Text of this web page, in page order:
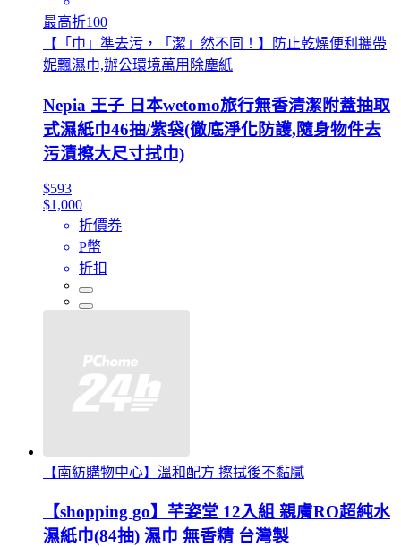
最高折100
【「巾」準去污，「潔」然不同！】防止乾燥便利攜帶
妮飄濕巾,辦公環境萬用除塵紙
Nepia 王子 日本wetomo旅行無香清潔附蓋抽取
式濕紙巾46抽/紫袋(徹底淨化防護,隨身物件去
污漬擦大尺寸拭巾)
$593
$1,000
折價券
P幣
折扣
【南紡購物中心】溫和配方 擦拭後不黏膩
【shopping go】芊姿堂 12入組 親膚RO超純水
濕紙巾(84抽) 濕巾 無香精 台灣製